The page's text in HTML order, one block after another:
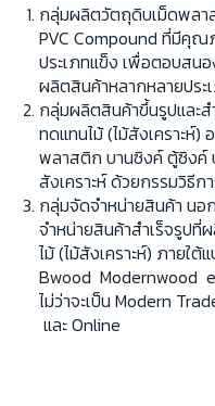
กลุ่มผลิตวัตถุดิบเม็ดพลา
PVC Compound ที่มีคุณ
ประเภทแข็ง เพื่อตอบสน
ผลิตสินค้าหลากหลายประ
กลุ่มผลิตสินค้าขึ้นรูปและส
ทดแทนไม้ (ไม้สังเคราะห์
พลาสติก บานซิงค์ ตู้ซิงค์
สังเคราะห์ ด้วยกรรมวิธีก
กลุ่มจัดจำหน่ายสินค้า นอ
จำหน่ายสินค้าสำเร็จรูปที่
ไม้ (ไม้สังเคราะห์) ภายใ
Bwood Modernwood
ไม่ว่าจะเป็น Modern
และ Online